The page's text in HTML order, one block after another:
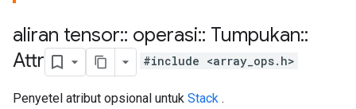
aliran tensor:: operasi:: Tumpukan::
Attr
#include <array_ops.h>
Penyetel atribut opsional untuk Stack .